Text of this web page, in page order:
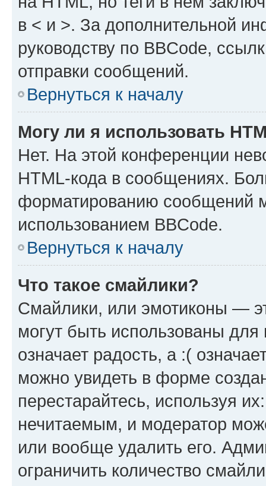
в < и >. За дополнительной
руководству по BBCode,
отправки сообщений.
Вернуться к началу
Могу ли я использовать
Нет. На этой конференции
HTML-кода в сообщениях.
форматированию сообщений
использованием BBCode.
Вернуться к началу
Что такое смайлики?
Смайлики, или эмотиконы —
могут быть использованы
означает радость, а :(
можно увидеть в форме
перестарайтесь, используя
нечитаемым, и модератор
или вообще удалить его.
ограничить количество